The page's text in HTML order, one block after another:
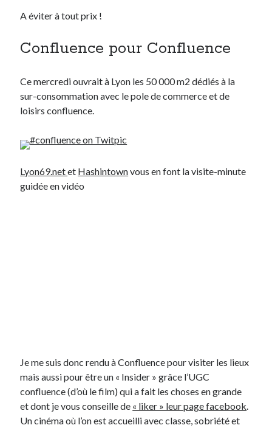
Sorties cuculturelles
Vidéos
A éviter à tout prix !
Confluence pour Confluence
Ce mercredi ouvrait à Lyon les 50 000 m2 dédiés à la
sur-consommation avec le pole de commerce et de
loisirs confluence.
Lyon69.netet Hashintownvous en font la visite-minute
guidée en vidéo
Je me suis donc rendu à Confluence pour visiter les lieux
mais aussi pour être un « Insider » grâce l’UGC
confluence (d’où le film) qui a fait les choses en grande
et dont je vous conseille de « liker » leur page facebook
Un cinéma où l’on est accueilli avec classe, sobriété et